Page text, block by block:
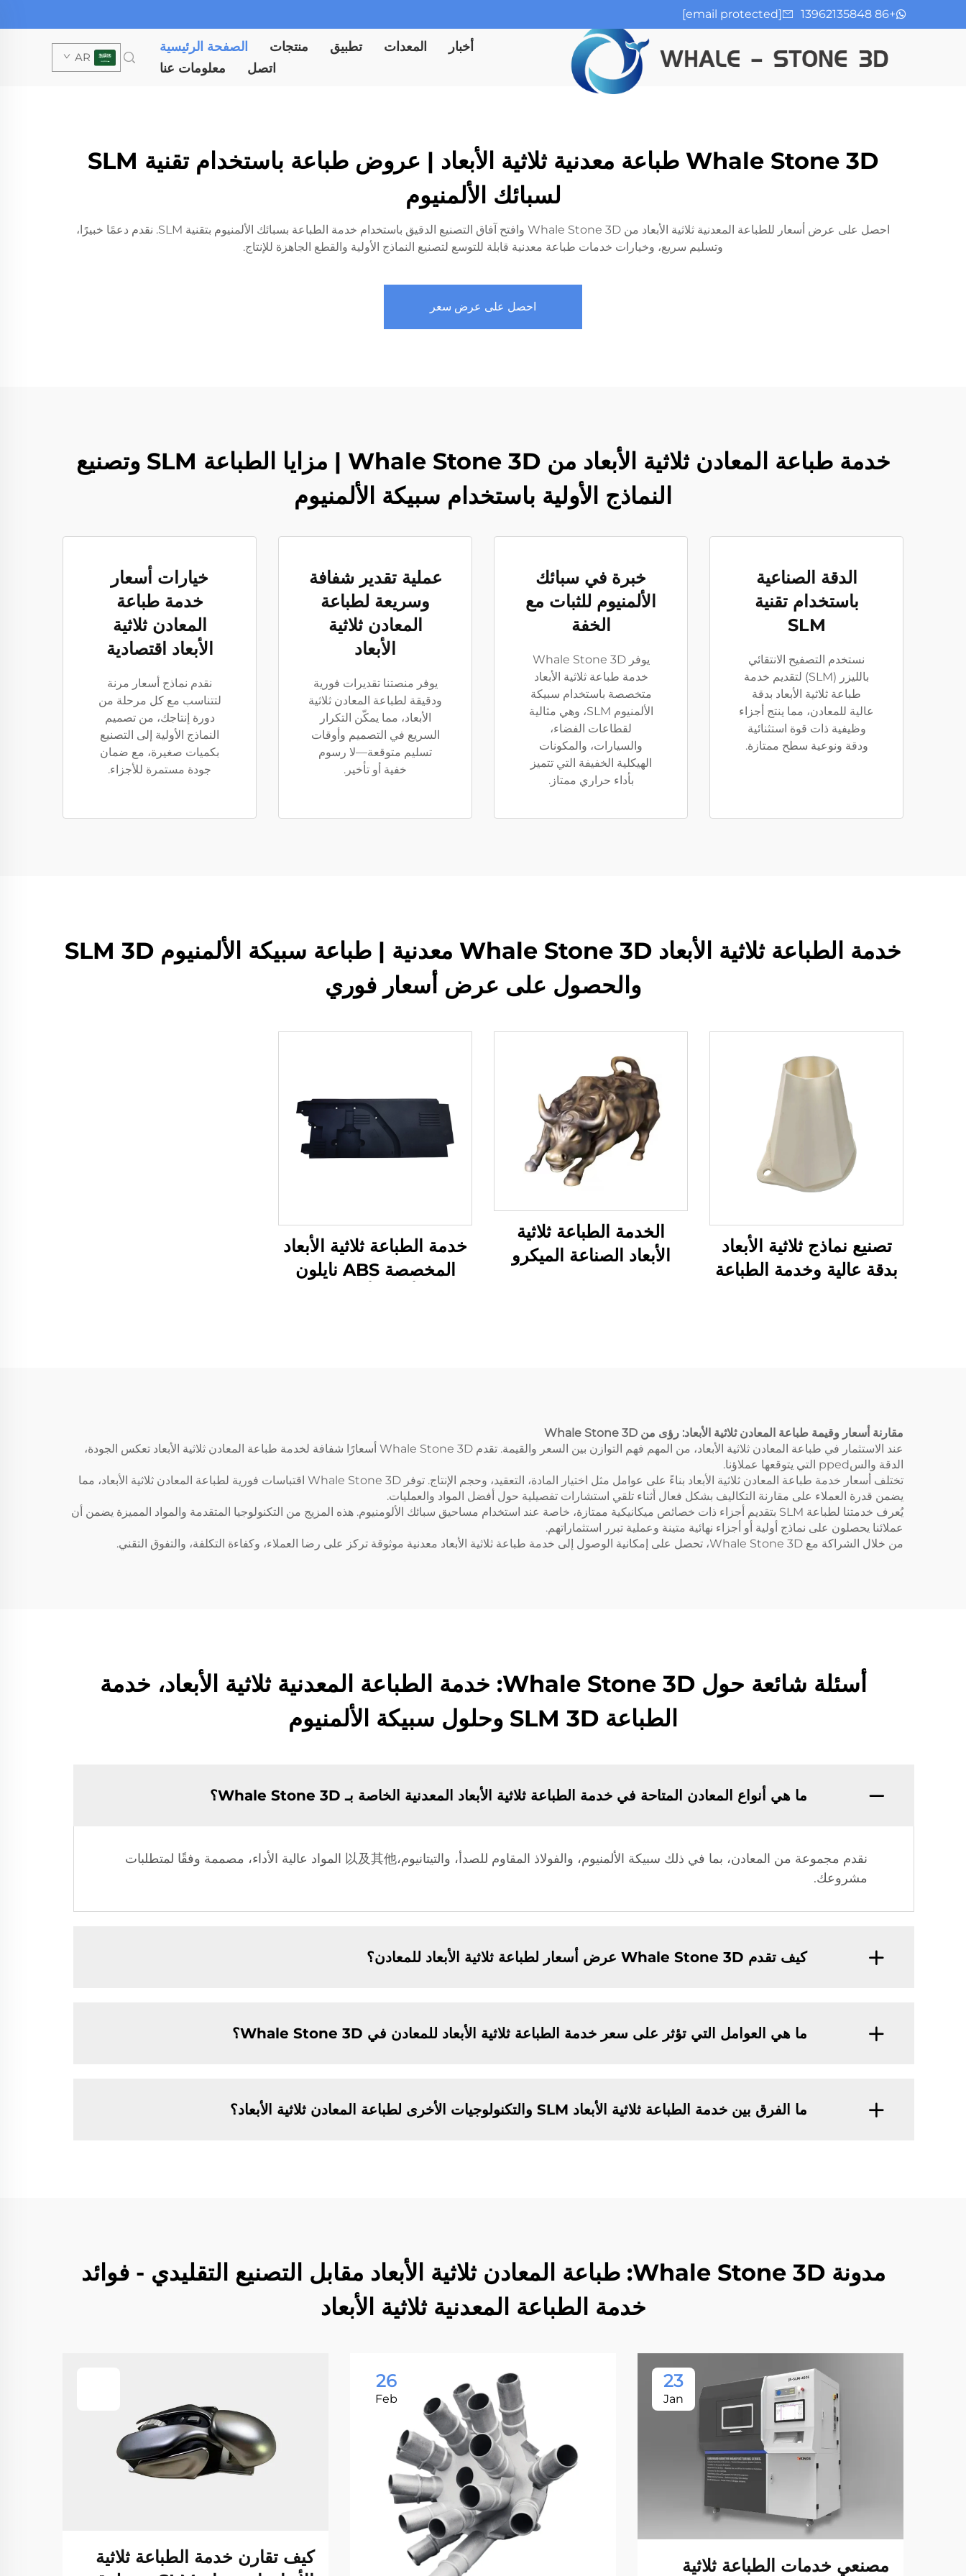
+86 13962135848
[email protected]
الصفحة الرئيسية منتجات تطبيق المعدات
أخبار
معلومات عنا
اتصل
AR
Whale Stone 3D طباعة معدنية ثلاثية الأبعاد | عروض طباعة باستخدام تقنية SLM
لسبائك الألمنيوم
احصل على عرض أسعار للطباعة المعدنية ثلاثية الأبعاد من Whale Stone 3D وافتح آفاق التصنيع الدقيق باستخدام خدمة الطباعة بسبائك الألمنيوم بتقنية SLM. نقدم دعمًا خبيرًا،
وتسليم سريع، وخيارات خدمات طباعة معدنية قابلة للتوسع لتصنيع النماذج الأولية والقطع الجاهزة للإنتاج.
احصل على عرض سعر
خدمة طباعة المعادن ثلاثية الأبعاد من Whale Stone 3D | مزايا الطباعة SLM وتصنيع
النماذج الأولية باستخدام سبيكة الألمنيوم
الدقة الصناعية
باستخدام تقنية
SLM
نستخدم التصفيح الانتقائي
بالليزر (SLM) لتقديم خدمة
طباعة ثلاثية الأبعاد بدقة
عالية للمعادن، مما ينتج أجزاء
وظيفية ذات قوة استثنائية
ودقة ونوعية سطح ممتازة.
خبرة في سبائك
الألمنيوم للثبات مع
الخفة
يوفر Whale Stone 3D
خدمة طباعة ثلاثية الأبعاد
متخصصة باستخدام سبيكة
الألمنيوم SLM، وهي مثالية
لقطاعات الفضاء،
والسيارات، والمكونات
الهيكلية الخفيفة التي تتميز
بأداء حراري ممتاز.
عملية تقدير شفافة
وسريعة لطباعة
المعادن ثلاثية
الأبعاد
يوفر منصتنا تقديرات فورية
ودقيقة لطباعة المعادن ثلاثية
الأبعاد، مما يمكّن التكرار
السريع في التصميم وأوقات
تسليم متوقعة—لا رسوم
خفية أو تأخير.
خيارات أسعار
خدمة طباعة
المعادن ثلاثية
الأبعاد اقتصادية
نقدم نماذج أسعار مرنة
لتتناسب مع كل مرحلة من
دورة إنتاجك، من تصميم
النماذج الأولية إلى التصنيع
بكميات صغيرة، مع ضمان
جودة مستمرة للأجزاء.
خدمة الطباعة ثلاثية الأبعاد Whale Stone 3D معدنية | طباعة سبيكة الألمنيوم SLM 3D
والحصول على عرض أسعار فوري
تصنيع نماذج ثلاثية الأبعاد
بدقة عالية وخدمة الطباعة
الخدمة الطباعة ثلاثية
الأبعاد الصناعة الميكرو
خدمة الطباعة ثلاثية الأبعاد
المخصصة ABS نايلون
مقارنة أسعار وقيمة طباعة المعادن ثلاثية الأبعاد: رؤى من Whale Stone 3D
عند الاستثمار في طباعة المعادن ثلاثية الأبعاد، من المهم فهم التوازن بين السعر والقيمة. تقدم Whale Stone 3D أسعارًا شفافة لخدمة طباعة المعادن ثلاثية الأبعاد تعكس الجودة،
الدقة والسpped التي يتوقعها عملاؤنا.
تختلف أسعار خدمة طباعة المعادن ثلاثية الأبعاد بناءً على عوامل مثل اختيار المادة، التعقيد، وحجم الإنتاج. توفر Whale Stone 3D اقتباسات فورية لطباعة المعادن ثلاثية الأبعاد، مما
يضمن قدرة العملاء على مقارنة التكاليف بشكل فعال أثناء تلقي استشارات تفصيلية حول أفضل المواد والعمليات.
يُعرف خدمتنا لطباعة SLM بتقديم أجزاء ذات خصائص ميكانيكية ممتازة، خاصة عند استخدام مساحيق سبائك الألومنيوم. هذه المزيج من التكنولوجيا المتقدمة والمواد المميزة يضمن أن
عملائنا يحصلون على نماذج أولية أو أجزاء نهائية متينة وعملية تبرر استثماراتهم.
من خلال الشراكة مع Whale Stone 3D، تحصل على إمكانية الوصول إلى خدمة طباعة ثلاثية الأبعاد معدنية موثوقة تركز على رضا العملاء، وكفاءة التكلفة، والتفوق التقني.
أسئلة شائعة حول Whale Stone 3D: خدمة الطباعة المعدنية ثلاثية الأبعاد، خدمة
الطباعة SLM 3D وحلول سبيكة الألمنيوم
ما هي أنواع المعادن المتاحة في خدمة الطباعة ثلاثية الأبعاد المعدنية الخاصة بـ Whale Stone 3D؟
نقدم مجموعة من المعادن، بما في ذلك سبيكة الألمنيوم، والفولاذ المقاوم للصدأ، والتيتانيوم،以及其他 المواد عالية الأداء، مصممة وفقًا لمتطلبات
مشروعك.
كيف تقدم Whale Stone 3D عرض أسعار لطباعة ثلاثية الأبعاد للمعادن؟
ما هي العوامل التي تؤثر على سعر خدمة الطباعة ثلاثية الأبعاد للمعادن في Whale Stone 3D؟
ما الفرق بين خدمة الطباعة ثلاثية الأبعاد SLM والتكنولوجيات الأخرى لطباعة المعادن ثلاثية الأبعاد؟
مدونة Whale Stone 3D: طباعة المعادن ثلاثية الأبعاد مقابل التصنيع التقليدي - فوائد
خدمة الطباعة المعدنية ثلاثية الأبعاد
23
Jan
مصنعي خدمات الطباعة ثلاثية
26
Feb
كيف تقارن خدمة الطباعة ثلاثية